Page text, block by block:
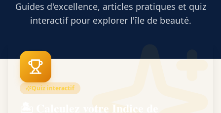
Guides d'excellence, articles pratiques et quiz
interactif pour explorer l'île de beauté.
Quiz interactif
🏝️ Calculez votre Indice de